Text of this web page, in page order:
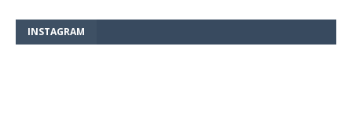
INSTAGRAM